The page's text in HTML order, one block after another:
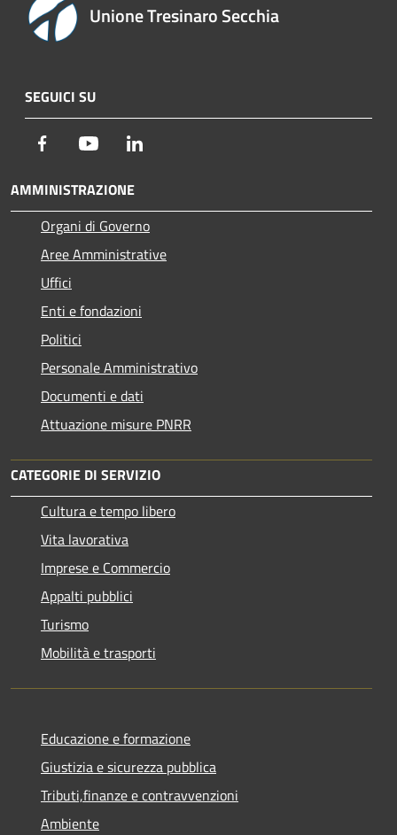
Unione Tresinaro Secchia
SEGUICI SU
Facebook Youtube
AMMINISTRAZIONE
Organi di Governo
Aree Amministrative
Uffici
Enti e fondazioni
Politici
Personale Amministrativo
Documenti e dati
Attuazione misure PNRR
CATEGORIE DI SERVIZIO
Cultura e tempo libero
Vita lavorativa
Imprese e Commercio
Appalti pubblici
Turismo
Mobilità e trasporti
Educazione e formazione
Giustizia e sicurezza pubblica
Tributi,finanze e contravvenzioni
Ambiente